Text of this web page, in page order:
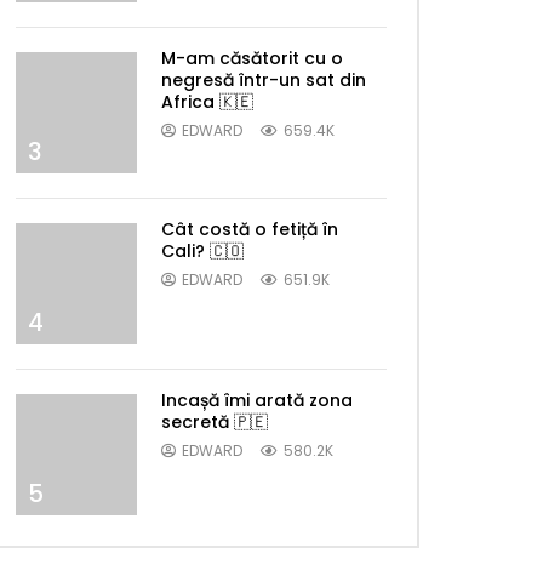
3
M-am căsătorit cu o
negresă într-un sat din
Africa 🇰🇪
EDWARD 659.4K
4
Cât costă o fetiță în
Cali? 🇨🇴
EDWARD 651.9K
5
Incașă îmi arată zona
secretă 🇵🇪
EDWARD 580.2K